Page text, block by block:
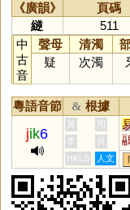
《廣韻》 頁碼
縌
511
中
古
音
聲母 清濁
疑
次濁
粵語音節 & 根據
jik6
黃 周
艗
李
何
HKLS
人文